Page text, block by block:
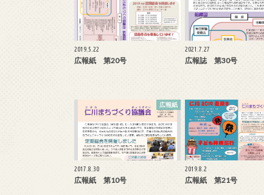
2019.5.22
広報紙 第20号
2021.7.27
広報誌 第30号
広報紙
2017.8.30
広報紙 第10号
2019.8.2
広報紙 第21号